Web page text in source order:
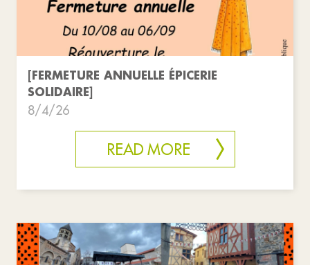
[FERMETURE ANNUELLE ÉPICERIE
SOLIDAIRE]
8/4/26
READ MORE